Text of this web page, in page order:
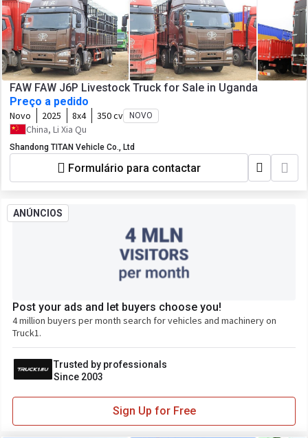
FAW FAW J6P Livestock Truck for Sale in Uganda
Preço a pedido
Novo 2025 8x4 350 cv NOVO
China, Li Xia Qu
Shandong TITAN Vehicle Co., Ltd
Formulário para contactar
ANÚNCIOS
Post your ads and let buyers choose you!
4 million buyers per month search for vehicles and machinery on
Truck1.
Trusted by professionals
Since 2003
Sign Up for Free